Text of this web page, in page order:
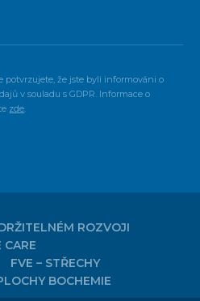
že jste byli informováni o
v souladu s GDPR. Informace o
zde.
ROZVOJI
CARE
FVE – STŘECHY
BOCHEMIE